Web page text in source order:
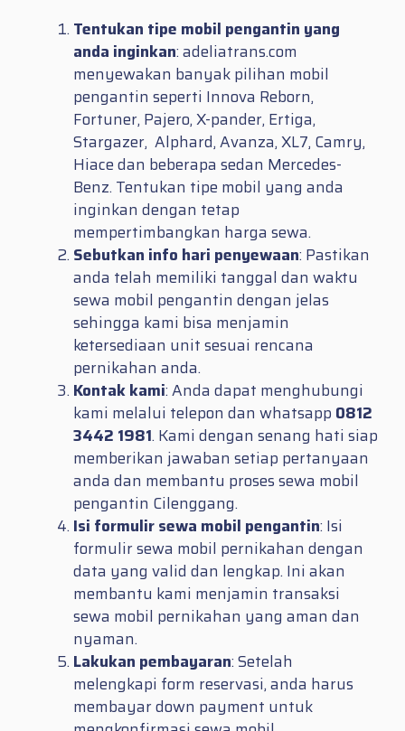
Tentukan tipe mobil pengantin yang
anda inginkan: adeliatrans.com
menyewakan banyak pilihan mobil
pengantin seperti Innova Reborn,
Fortuner, Pajero, X-pander, Ertiga,
Stargazer, Alphard, Avanza, XL7, Camry,
Hiace dan beberapa sedan Mercedes-
Benz. Tentukan tipe mobil yang anda
inginkan dengan tetap
mempertimbangkan harga sewa.
Sebutkan info hari penyewaan: Pastikan
anda telah memiliki tanggal dan waktu
sewa mobil pengantin dengan jelas
sehingga kami bisa menjamin
ketersediaan unit sesuai rencana
pernikahan anda.
Kontak kami: Anda dapat menghubungi
kami melalui telepon dan whatsapp 0812
3442 1981. Kami dengan senang hati siap
memberikan jawaban setiap pertanyaan
anda dan membantu proses sewa mobil
pengantin Cilenggang.
Isi formulir sewa mobil pengantin: Isi
formulir sewa mobil pernikahan dengan
data yang valid dan lengkap. Ini akan
membantu kami menjamin transaksi
sewa mobil pernikahan yang aman dan
nyaman.
Lakukan pembayaran: Setelah
melengkapi form reservasi, anda harus
membayar down payment untuk